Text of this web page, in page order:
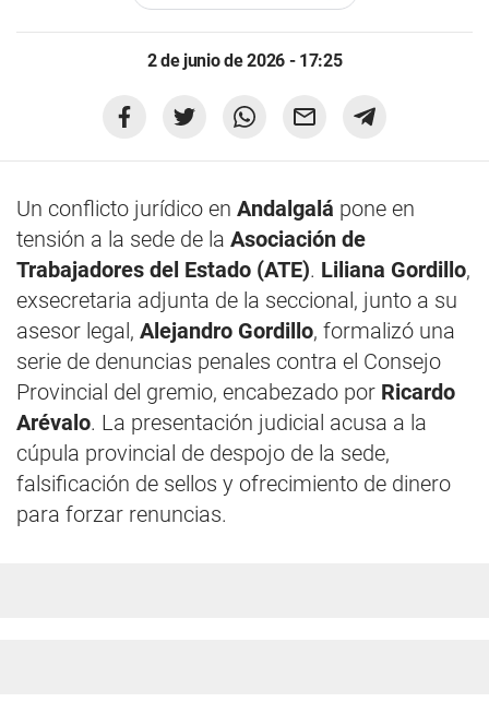
2 de junio de 2026 - 17:25
Un conflicto jurídico en Andalgalá pone en
tensión a la sede de la Asociación de
Trabajadores del Estado (ATE). Liliana Gordillo,
exsecretaria adjunta de la seccional, junto a su
asesor legal, Alejandro Gordillo, formalizó una
serie de denuncias penales contra el Consejo
Provincial del gremio, encabezado por Ricardo
Arévalo. La presentación judicial acusa a la
cúpula provincial de despojo de la sede,
falsificación de sellos y ofrecimiento de dinero
para forzar renuncias.